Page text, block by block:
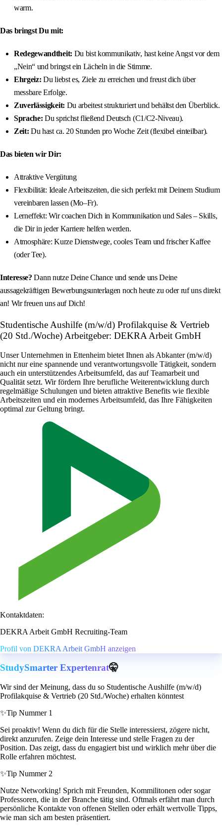
warm.
Das bringst Du mit:
Redegewandtheit: Du bist kommunikativ, hast keine Angst vor dem
„Nein“ und bringst ein Lächeln in die Stimme.
Ehrgeiz: Du liebst es, Ziele zu erreichen und freust dich über
messbare Erfolge.
Zuverlässigkeit: Du arbeitest strukturiert und behältst den Überblick.
Sprache: Du sprichst fließend Deutsch (C1/C2-Niveau).
Zeit: Du hast ca. 20 Stunden pro Woche Zeit (flexibel einteilbar).
Das bieten wir Dir:
Attraktive Vergütung
Flexibilität: Ideale Arbeitszeiten, die sich perfekt mit Deinem Studium
vereinbaren lassen (Mo–Fr).
Lerneffekt: Wir coachen Dich in Kommunikation und Sales – Skills,
die Dir in jeder Karriere helfen werden.
Atmosphäre: Kurze Dienstwege, cooles Team und frischer Kaffee
(oder Tee).
Interesse? Dann nutze Deine Chance und sende uns Deine
aussagekräftigen Bewerbungsunterlagen noch heute zu oder ruf uns direkt
an! Wir freuen uns auf Dich!
Studentische Aushilfe (m/w/d) Profilakquise & Vertrieb
(20 Std./Woche) Arbeitgeber: DEKRA Arbeit GmbH
Unser Unternehmen in Ettenheim bietet Ihnen als Abkanter (m/w/d)
nicht nur eine spannende und verantwortungsvolle Tätigkeit, sondern
auch ein unterstützendes Arbeitsumfeld, das auf Teamarbeit und
Qualität setzt. Wir fördern Ihre berufliche Weiterentwicklung durch
regelmäßige Schulungen und bieten attraktive Benefits wie flexible
Arbeitszeiten und ein modernes Arbeitsumfeld, das Ihre Fähigkeiten
optimal zur Geltung bringt.
Kontaktdaten:
DEKRA Arbeit GmbH Recruiting-Team
Profil von DEKRA Arbeit GmbH anzeigen
StudySmarter Expertenrat🤫
Wir sind der Meinung, dass du so Studentische Aushilfe (m/w/d)
Profilakquise & Vertrieb (20 Std./Woche) erhalten könntest
✨Tip Nummer 1
Sei proaktiv! Wenn du dich für die Stelle interessierst, zögere nicht,
direkt anzurufen. Zeige dein Interesse und stelle Fragen zu der
Position. Das zeigt, dass du engagiert bist und wirklich mehr über die
Rolle erfahren möchtest.
✨Tip Nummer 2
Nutze Networking! Sprich mit Freunden, Kommilitonen oder sogar
Professoren, die in der Branche tätig sind. Oftmals erfährt man durch
persönliche Kontakte von offenen Stellen oder erhält wertvolle Tipps,
wie man sich am besten präsentiert.